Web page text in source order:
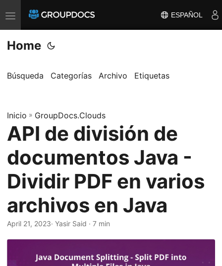
T
o
g
l
a
v
i
g
t
o
n
ESPAÑOL
Home
Búsqueda Categorías Archivo Etiquetas
Inicio » GroupDocs.Clouds
API de división de
documentos Java -
Dividir PDF en varios
archivos en Java
April 21, 2023· Yasir Said · 7 min